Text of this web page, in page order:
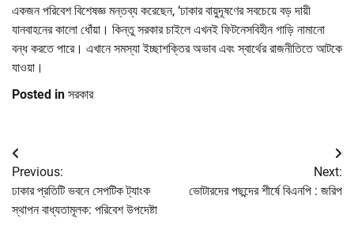
একজন পরিবেশ বিশেষজ্ঞ মন্তব্য করেছেন, ‘ঢাকার বায়ুদূষণের সবচেয়ে বড় দায়ী
যানবাহনের কালো ধোঁয়া। কিন্তু সরকার চাইলে এখনই ফিটনেসবিহীন গাড়ি নামানো
বন্ধ করতে পারে। এখানে সমস্যা ইচ্ছাশক্তির অভাব এবং স্বার্থের রাজনীতিতে আটকে
যাওয়া।
Posted in সরকার
Post
navigation
Previous:
ঢাকার প্রতিটি ভবনে সেপটিক ট্যাংক
স্থাপন বাধ্যতামূলক: পরিবেশ উপদেষ্টা
Next:
ভোটারদের পছন্দের শীর্ষে বিএনপি : জরিপ